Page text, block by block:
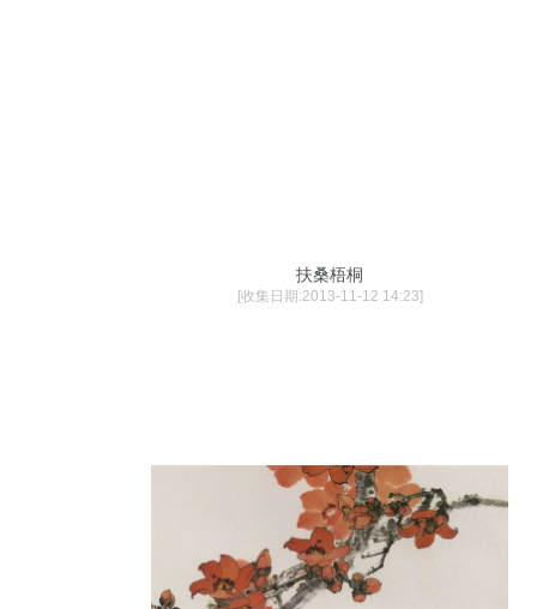
扶桑梧桐
[收集日期:2013-11-12 14:23]